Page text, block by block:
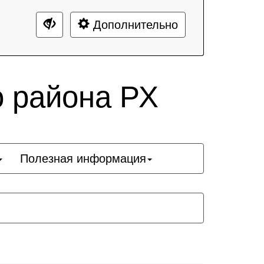
Дополнительно
района РХ
Полезная информация